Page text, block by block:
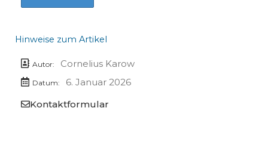
Hinweise zum Artikel
Autor: Cornelius Karow
Datum:
6. Januar 2026
Kontaktformular